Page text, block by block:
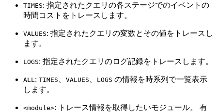
TIMES: 指定されたクエリの各ステージでのイベントの
時間コストをトレースします。
VALUES: 指定されたクエリの変数とその値をトレースし
ます。
LOGS: 指定されたクエリのログ記録をトレースします。
ALL : TIMES VALUES LOGS の情報を時系列で一覧表示
します。
<module>: トレース情報を取得したいモジュール。 有